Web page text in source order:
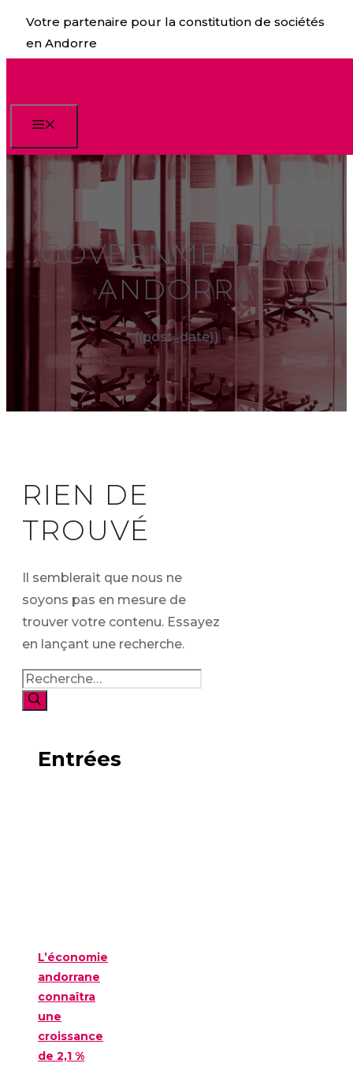
Aller
contenu
Votre partenaire pour la constitution de sociétés
en Andorre
GOVERNMENT OF
ANDORRA
{{post_date}}
RIEN DE
TROUVÉ
Il semblerait que nous ne
soyons pas en mesure de
trouver votre contenu. Essayez
en lançant une recherche.
Rechercher :
Entrées
L’économie
andorrane
connaîtra
une
croissance
de 2,1 %